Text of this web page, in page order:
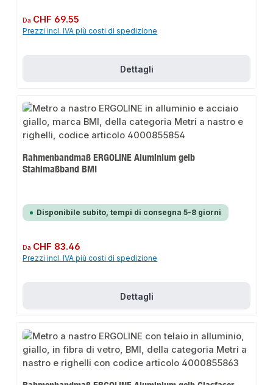
Prezzo normale:
Da CHF 69.55
Prezzi incl. IVA più costi di spedizione
Dettagli
Rahmenbandmaß ERGOLINE Aluminium gelb
Stahlmaßband BMI
Disponibile subito, tempi di consegna 5-8 giorni
Prezzo normale:
Da CHF 83.46
Prezzi incl. IVA più costi di spedizione
Dettagli